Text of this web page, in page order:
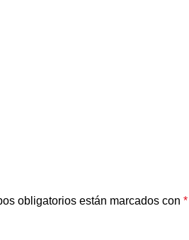
obligatorios están marcados con *